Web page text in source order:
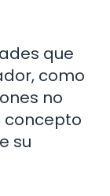
que
como
no
concepto
su